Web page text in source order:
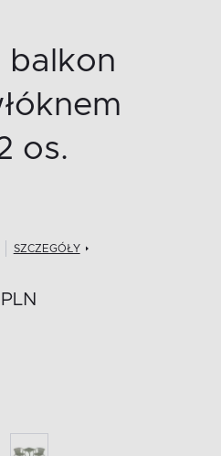
balkon
os.
SZCZEGÓŁY
PLN